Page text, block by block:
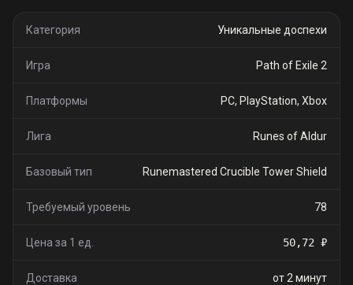
Категория Уникальные доспехи
Игра Path of Exile 2
Платформы PC, PlayStation, Xbox
Лига Runes of Aldur
Базовый тип Runemastered Crucible Tower Shield
Требуемый уровень 78
Цена за 1 ед. 50,72 ₽
Доставка от 2 минут